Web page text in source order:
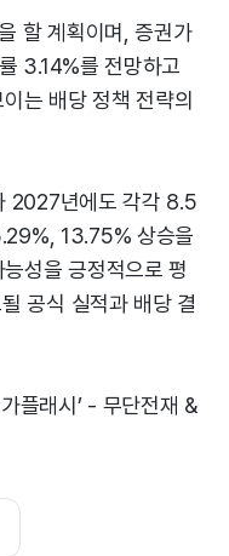
할 계획이며, 증권가
3.14%를 전망하고
는 배당 정책 전략의
2027년에도 각각 8.5
13.75% 상승을
성을 긍정적으로 평
공식 실적과 배당 결
플래시’ - 무단전재 &